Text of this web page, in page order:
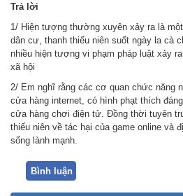
Trảlời
1/ Hiện tượng thường xuyên xảy ra là
dân cư, thanh thiếu niên suốt ngày la cà
nhiều hiện tượng vi phạm pháp luật xảy
xã hội
2/ Em nghĩ rằng các cơ quan chức năng
cửa hàng internet, có hình phạt thích
cửa hàng chơi điện tử. Đồng thời tuyên
thiếu niên về tác hại của game online và
sống lành mạnh.
Bình luận